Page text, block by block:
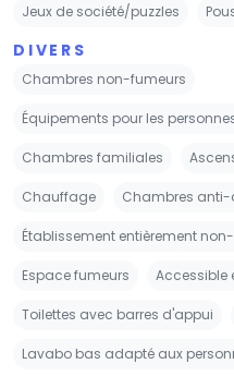
Jeux de société/puzzles
DIVERS
Chambres non-fumeurs
Équipements pour les
Chambres familiales
Chauffage Chambres anti-
Établissement entièrement
Espace fumeurs Accessible
Toilettes avec barres d'appui
Lavabo bas adapté aux